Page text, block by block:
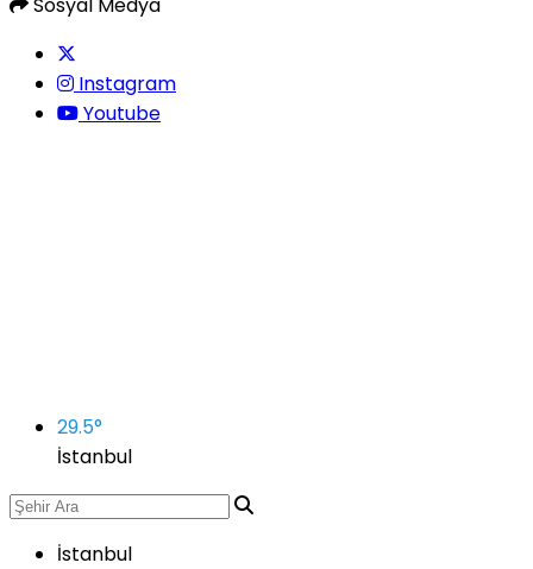
Instagram
Youtube
29.5°
İstanbul
İstanbul